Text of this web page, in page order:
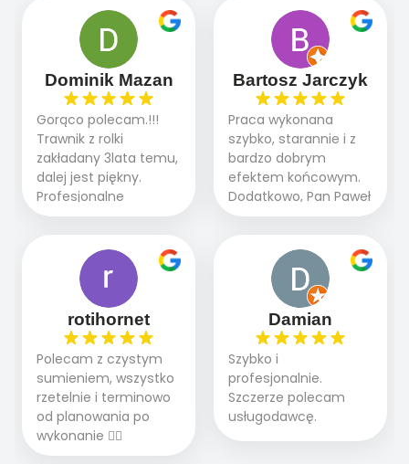
panowie wiedzą co
robią. Wszystko poszło
sprawnie i szybko.
Doradztwo w
pielęgnacji trawnika
teraz i na późniejszym
etapie jest dużym
plusem. Teraz razem
z dzieckiem i małym
pieskiem cieszymy się
pięknym trawnikiem :)
A trawa robi efekt
oczekiwaniami. Prace
przebiegały sprawnie
dzięki temu,że firma
działa kompleksowo :
ogrodnictwo,nawodnienie,
brukarstwo.Efekt
końcowy przerósł
nasze oczekiwania.
Polecamy tę firmę
wszystkim , którzy
marzą o pięknym
Dominik Mazan
Gorąco polecam.!!!
Trawnik z rolki
zakładany 3lata temu,
dalej jest piękny.
Profesjonalne
podejście do pracy,
2 zlecenia na rolkę.
Polecam.
Bartosz Jarczyk
Praca wykonana
szybko, starannie i z
bardzo dobrym
efektem końcowym.
Dodatkowo, Pan Paweł
chętnie udziela porad
rotihornet
Polecam z czystym
sumieniem, wszystko
rzetelnie i terminowo
od planowania po
wykonanie 👍🏻
Damian
Szybko i
profesjonalnie.
Szczerze polecam
usługodawcę.